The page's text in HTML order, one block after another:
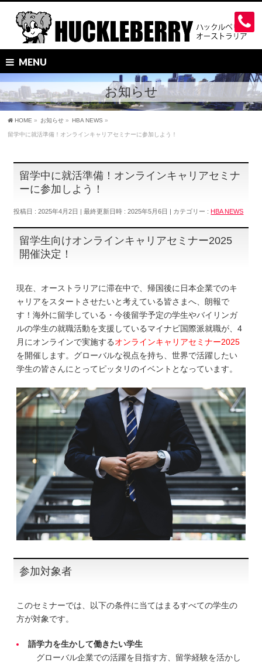
MENU
お知らせ
HOME » お知らせ » HBA NEWS »
留学中に就活準備！オンラインキャリアセミナーに参加しよう！
留学中に就活準備！オンラインキャリアセミナ
ーに参加しよう！
投稿日 : 2025年4月2日 最終更新日時 : 2025年5月6日 カテゴリー :HBA NEWS
留学生向けオンラインキャリアセミナー2025
開催決定！
現在、オーストラリアに滞在中で、帰国後に日本企業でのキ
ャリアをスタートさせたいと考えている皆さまへ、朗報で
す！海外に留学している・今後留学予定の学生やバイリンガ
ルの学生の就職活動を支援しているマイナビ国際派就職が、4
月にオンラインで実施するオンラインキャリアセミナー2025
を開催します。グローバルな視点を持ち、世界で活躍したい
学生の皆さんにとってピッタリのイベントとなっています。
参加対象者
このセミナーでは、以下の条件に当てはまるすべての学生の
方が対象です。
語学力を生かして働きたい学生
グローバル企業での活躍を目指す方、留学経験を活かし